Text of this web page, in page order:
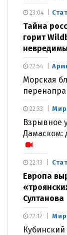
Тайна
горит
23:04
Морская
22:54
Мир
Взрывное
Дамаском:
22:33
Европа
Султанова
22:13
Мир
22:12